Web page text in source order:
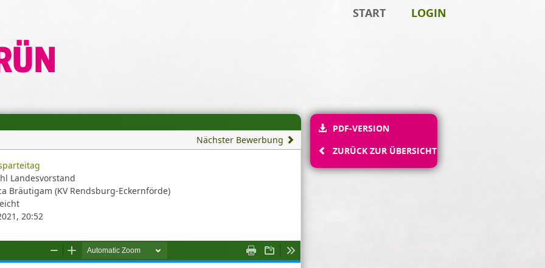
START LOGIN
Nächster Bewerbung
Landesvorstand
Bräutigam (KV Rendsburg-Eckernförde)
20:52
PDF-VERSION
ZURÜCK ZUR ÜBERSICHT